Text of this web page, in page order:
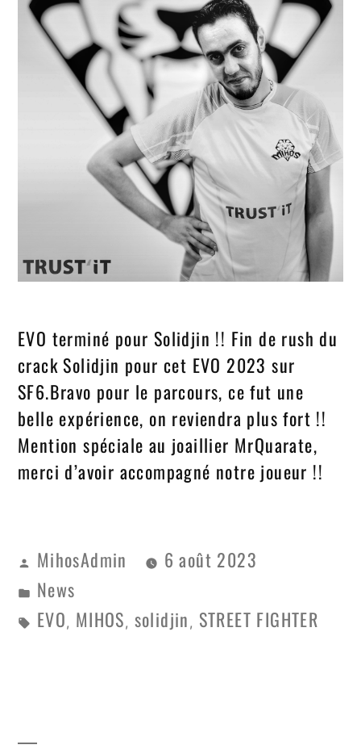
EVO terminé pour Solidjin !! Fin de rush du
crack Solidjin pour cet EVO 2023 sur
SF6.Bravo pour le parcours, ce fut une
belle expérience, on reviendra plus fort !!
Mention spéciale au joaillier MrQuarate,
merci d’avoir accompagné notre joueur !!
MihosAdmin
6 août 2023
News
EVO, MIHOS, solidjin , STREET FIGHTER